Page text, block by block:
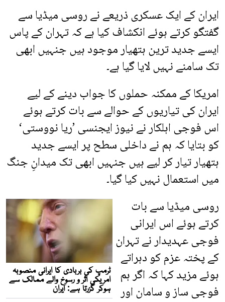
ایران کے ایک عسکری ذریعے نے روسی میڈیا سے
گفتگو کرتے ہوئے انکشاف کیا ہے کہ تہران کے پاس
ایسے جدید ترین ہتھیار موجود ہیں جنہیں ابھی
تک سامنے نہیں لایا گیا ہے۔
امریکا کے ممکنہ حملوں کا جواب دینے کے لیے
ایران کی تیاریوں کے حوالے سے بات کرتے ہوئے
اس فوجی اہلکار نے نیوز ایجنسی ’ریا نووستی‘
کو بتایا کہ ہم نے داخلی سطح پر ایسے جدید
ہتھیار تیار کر لیے ہیں جنہیں ابھی تک میدانِ جنگ
میں استعمال نہیں کیا گیا۔
روسی میڈیا سے بات
کرتے ہوئے اس ایرانی
فوجی عہدیدار نے تہران
کے پختہ عزم کو دہراتے
ہوئے مزید کہا کہ اگر ہم
فوجی ساز و سامان اور